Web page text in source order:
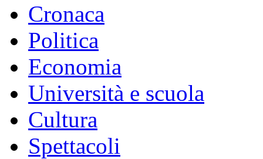
Cronaca
Politica
Economia
Università e scuola
Cultura
Spettacoli